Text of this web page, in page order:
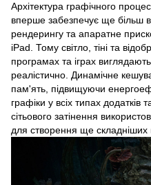
Архітектура графічного
вперше забезпечує ще більш
рендерингу та апаратне
iPad. Тому світло, тіні та
програмах та іграх
реалістично. Динамічне
пам'ять, підвищуючи
графіки у всіх типах додатків
сітьового затінення
для створення ще складніших